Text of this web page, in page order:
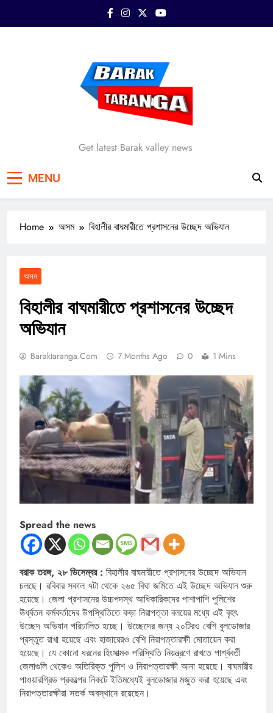
Barak Taranga
Get latest Barak valley news
MENU
Home অসম বিহালীর বাঘমারীতে প্রশাসনের উচ্ছেদ অভিযান
অসম
বিহালীর বাঘমারীতে প্রশাসনের উচ্ছেদ
অভিযান
Baraktaranga.com 7 Months Ago 0 1 Mins
Spread the news
বরাক তরঙ্গ, ২৮ ডিসেম্বর : বিহালীর বাঘমারীতে প্রশাসনের উচ্ছেদ অভিযান
চলছে। রবিবার সকাল ৭টা থেকে ২৬৫ বিঘা জমিতে এই উচ্ছেদ অভিযান শুরু
হয়েছে। জেলা প্রশাসনের উচ্চপদস্থ আধিকারিকদের পাশাপাশি পুলিশের
ঊর্ধ্বতন কর্মকর্তাদের উপস্থিতিতে কড়া নিরাপত্তা বলয়ের মধ্যে এই বৃহৎ
উচ্ছেদ অভিযান পরিচালিত হচ্ছে। উচ্ছেদের জন্য ২০টিরও বেশি বুলডোজার
প্রস্তুত রাখা হয়েছে এবং হাজারেরও বেশি নিরাপত্তারক্ষী মোতায়েন করা
হয়েছে। যে কোনো ধরনের হিংসাত্মক পরিস্থিতি নিয়ন্ত্রণে রাখতে পার্শ্ববর্তী
জেলাগুলি থেকেও অতিরিক্ত পুলিশ ও নিরাপত্তারক্ষী আনা হয়েছে। বাঘমারীর
পাওয়ারগ্রিড প্রকল্পের নিকটে ইতিমধ্যেই বুলডোজার মজুত করা হয়েছে এবং
নিরাপত্তারক্ষীরা সতর্ক অবস্থানে রয়েছেন।